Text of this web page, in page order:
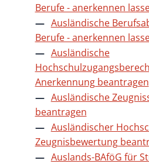
Berufe - anerkennen
Ausländische
Berufe - anerkennen
Ausländische
Anerkennung beantragen
Ausländische
beantragen
Ausländischer
Zeugnisbewertung
Auslands-BAföG für